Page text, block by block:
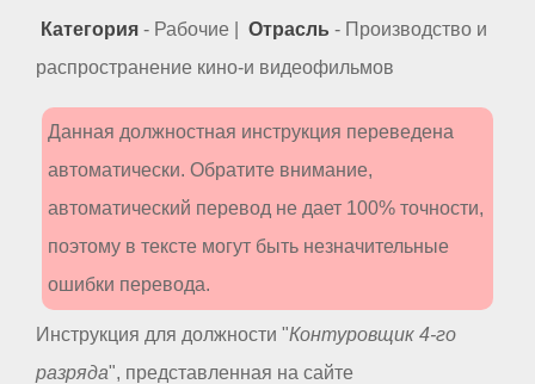
Категория - Рабочие | Отрасль - Производство и
распространение кино-и видеофильмов
Данная должностная инструкция переведена
автоматически. Обратите внимание,
автоматический перевод не дает 100% точности,
поэтому в тексте могут быть незначительные
ошибки перевода.
Инструкция для должности "Контуровщик 4-го
разряда", представленная на сайте